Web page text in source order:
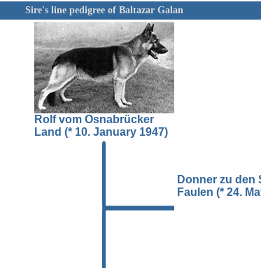
Sire's line pedigree of Baltazar Galan
Rolf vom Osnabrücker
Land (* 10. January 1947)
Donner zu den
Faulen (* 24.